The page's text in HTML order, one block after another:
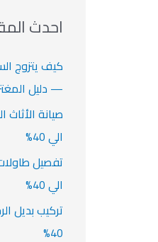
ث
ن
:
احدث
كيف يتزوج
— دليل
صيانة
الي 40%
تفصيل
الي 40%
تركيب بديل
40%
ا
ت